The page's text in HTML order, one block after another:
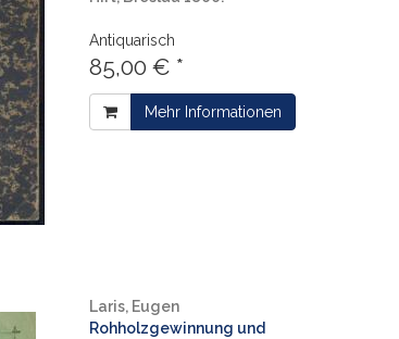
Antiquarisch
85,00 € *
Mehr Informationen
Laris, Eugen
Rohholzgewinnung und